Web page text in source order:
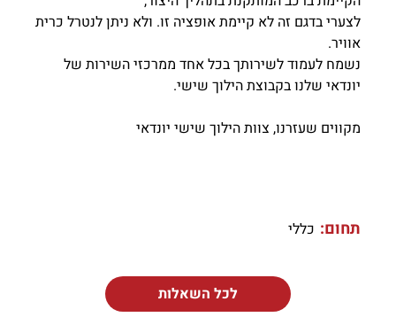
לצערי בדגם זה לא קיימת אופציה זו. ולא ניתן לנטרל כרית
אוויר.
נשמח לעמוד לשירותך בכל אחד ממרכזי השירות של
יונדאי שלנו בקבוצת הילוך שישי.
מקווים שעזרנו, צוות הילוך שישי יונדאי
תחום: כללי
לכל השאלות